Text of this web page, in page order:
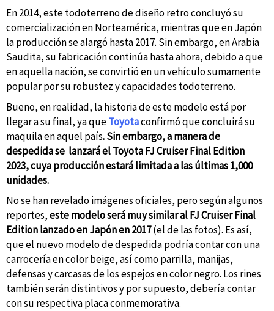
En 2014, este todoterreno de diseño retro concluyó su
comercialización en Norteamérica, mientras que en Japón
la producción se alargó hasta 2017. Sin embargo, en Arabia
Saudita, su fabricación continúa hasta ahora, debido a que
en aquella nación, se convirtió en un vehículo sumamente
popular por su robustez y capacidades todoterreno.
Bueno, en realidad, la historia de este modelo está por
llegar a su final, ya queToyotaconfirmó que concluirá su
maquila en aquel país. Sin embargo, a manera de
despedida se lanzará el Toyota FJ Cruiser Final Edition
2023, cuya producción estará limitada a las últimas 1,000
unidades.
No se han revelado imágenes oficiales, pero según algunos
reportes,este modelo será muy similar al FJ Cruiser Final
Edition lanzado en Japón en 2017(el de las fotos). Es así,
que el nuevo modelo de despedida podría contar con una
carrocería en color beige, así como parrilla, manijas,
defensas y carcasas de los espejos en color negro. Los rines
también serán distintivos y por supuesto, debería contar
con su respectiva placa conmemorativa.